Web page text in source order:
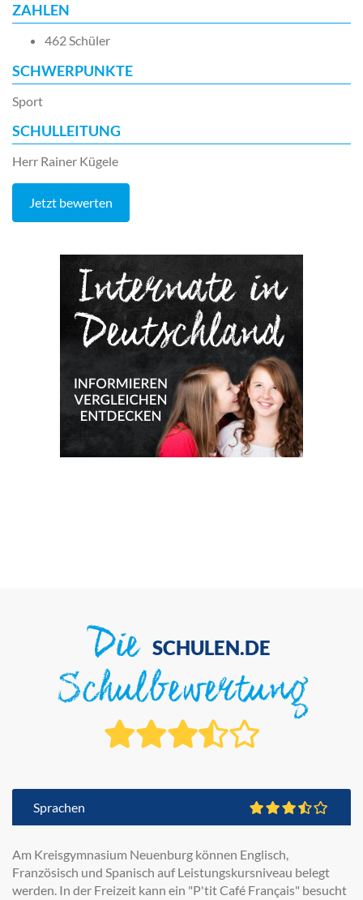
ZAHLEN
462 Schüler
SCHWERPUNKTE
Sport
SCHULLEITUNG
Herr Rainer Kügele
Jetzt bewerten
Die SCHULEN.DE
Schulbewertung
Sprachen
Am Kreisgymnasium Neuenburg können Englisch,
Französisch und Spanisch auf Leistungskursniveau belegt
werden. In der Freizeit kann ein "P'tit Café Français" besucht